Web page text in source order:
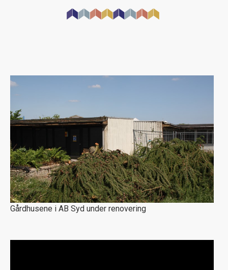
Gårdhusene i AB Syd under renovering